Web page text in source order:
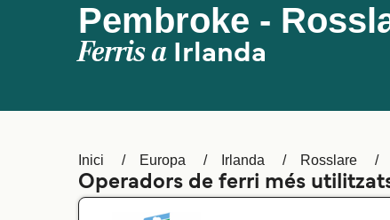
Pembroke -
Ferris a Irlanda
Inici Europa Irlanda Rosslare
Operadors de ferri més